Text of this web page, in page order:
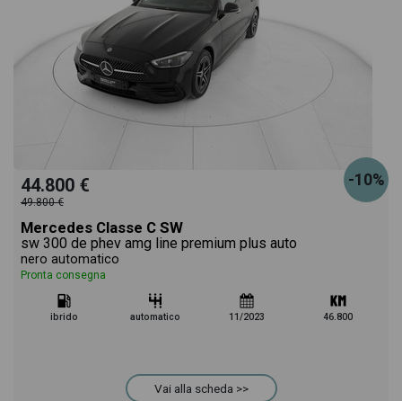
-10%
44.800 €
49.800 €
Mercedes Classe C SW
sw 300 de phev amg line premium plus auto
nero automatico
Pronta consegna
ibrido automatico 11/2023 46.800
Vai alla scheda >>